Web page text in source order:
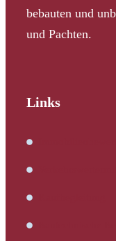
bebauten und
und Pachten.
Links